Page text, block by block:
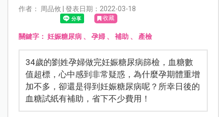
作者： 周品攸 | 發表日期：2022-03-18
收藏
關鍵字： 妊娠糖尿病、 孕婦、 補助、 產檢
34歲的劉姓孕婦做完妊娠糖尿病篩檢，血糖數
值超標，心中感到非常疑惑，為什麼孕期體重增
加不多，卻還是得到妊娠糖尿病呢？所幸日後的
血糖試紙有補助，省下不少費用！